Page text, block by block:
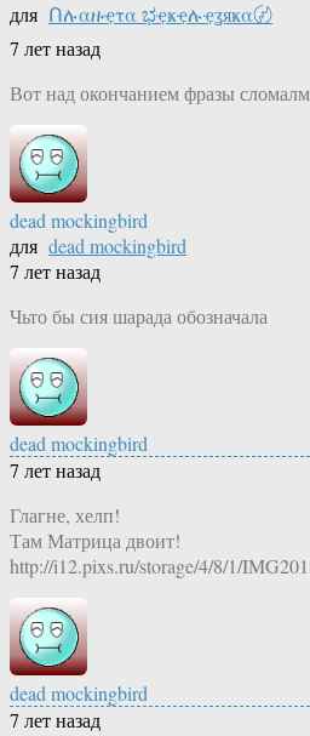
для Ոሉαዙҿτα ಭҿҝҿሉҿʓяҝα〄
7 лет назад
Вот над окончанием фразы
dead mockingbird
для dead mockingbird
7 лет назад
Чьто бы сия шарада обозначала
dead mockingbird
7 лет назад
Глагне, хелп!
Там Матрица двоит!
http://i12.pixs.ru/storage/4/8/1/
dead mockingbird
7 лет назад